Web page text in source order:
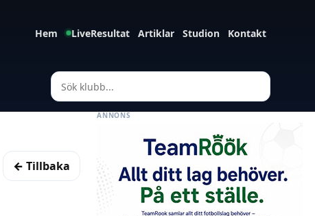
Hem LiveResultat Artiklar Studion Kontakt
ANNONS
← Tillbaka